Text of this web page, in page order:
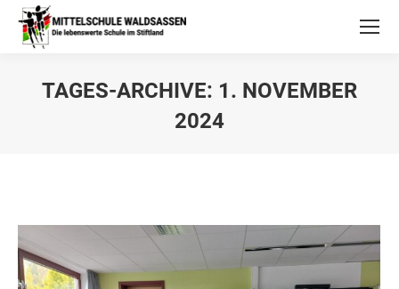
TAGES-ARCHIVE: 1. NOVEMBER
2024